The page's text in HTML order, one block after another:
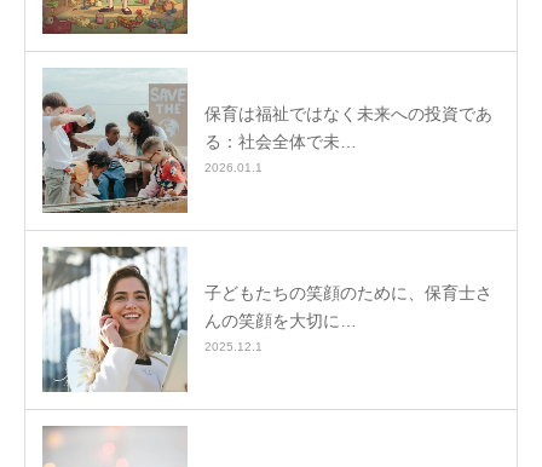
保育は福祉ではなく未来への投資であ
る：社会全体で未…
2026.01.1
子どもたちの笑顔のために、保育士さ
んの笑顔を大切に…
2025.12.1